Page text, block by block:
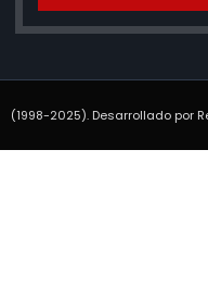
(1998-2025). Desarrollado por